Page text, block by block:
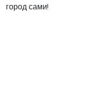
город сами!